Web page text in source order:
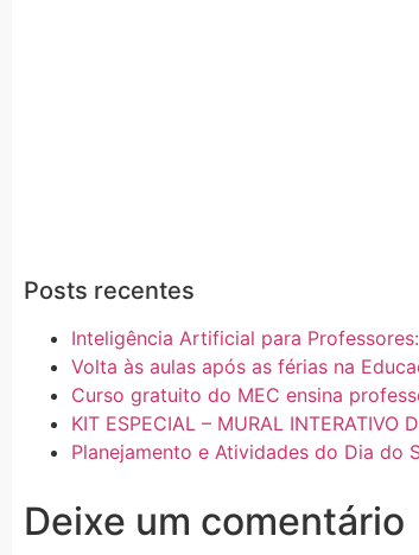
Posts recentes
Inteligência Artificial para
Volta às aulas após as férias na
Curso gratuito do MEC ensina
KIT ESPECIAL – MURAL INTERATIVO
Planejamento e Atividades do Dia do
Deixe um comentário